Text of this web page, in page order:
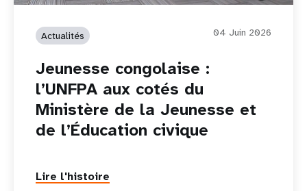
Actualités 04 Juin 2026
Jeunesse congolaise :
l’UNFPA aux cotés du
Ministère de la Jeunesse et
de l’Éducation civique
Lire l'histoire